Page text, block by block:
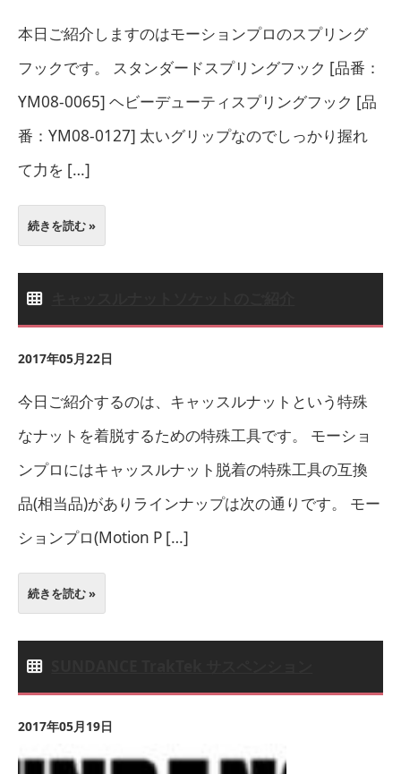
本日ご紹介しますのはモーションプロのスプリング
フックです。 スタンダードスプリングフック [品番：
YM08-0065] ヘビーデューティスプリングフック [品
番：YM08-0127] 太いグリップなのでしっかり握れ
て力を […]
続きを読む »
2017年05月22日
今日ご紹介するのは、キャッスルナットという特殊
なナットを着脱するための特殊工具です。 モーショ
ンプロにはキャッスルナット脱着の特殊工具の互換
品(相当品)がありラインナップは次の通りです。 モー
ションプロ(Motion P […]
続きを読む »
2017年05月19日